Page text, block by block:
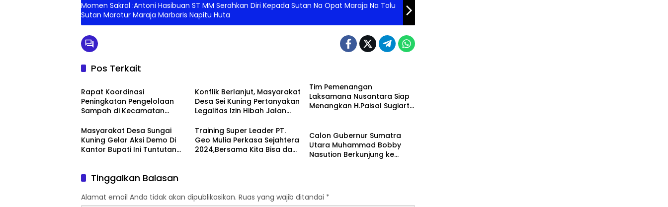
Momen Sakral :Antoni Hasibuan ST MM Serahkan Diri Kepada Sutan Na Opat Maraja Na Tolu
Sutan Maratur Maraja Marbaris Napitu Huta
Pos Terkait
Uncategorized
Rapat Koordinasi
Peningkatan Pengelolaan
Sampah di Kecamatan
Konflik Berlanjut, Masyarakat
Desa Sei Kuning Pertanyakan
Legalitas Izin Hibah Jalan
Warintek PKS PT. SKA
Tim Pemenangan
Laksamana Nusantara Siap
Menangkan H.Paisal Sugiarto
Masyarakat Desa Sungai
Kuning Gelar Aksi Demo Di
Kantor Bupati Ini Tuntutan
Training Super Leader PT.
Geo Mulia Perkasa Sejahtera
2024,Bersama Kita Bisa dan
Calon Gubernur Sumatra
Utara Muhammad Bobby
Nasution Berkunjung ke
Utara (Sumut).
Tinggalkan Balasan
Alamat email Anda tidak akan dipublikasikan. Ruas yang wajib ditandai *